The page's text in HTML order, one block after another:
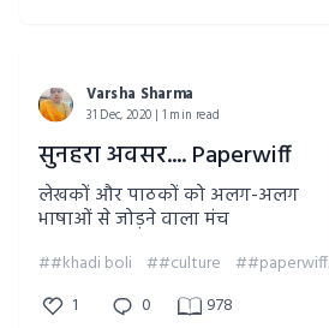
Varsha Sharma
31 Dec, 2020 | 1 min read
सुनहरा अवसर.... Paperwiff
लेखकों और पाठकों को अलग-अलग
भाषाओं से जोड़ने वाला मंच
##khadi boli ##culture ##paperwiff
1
0 978